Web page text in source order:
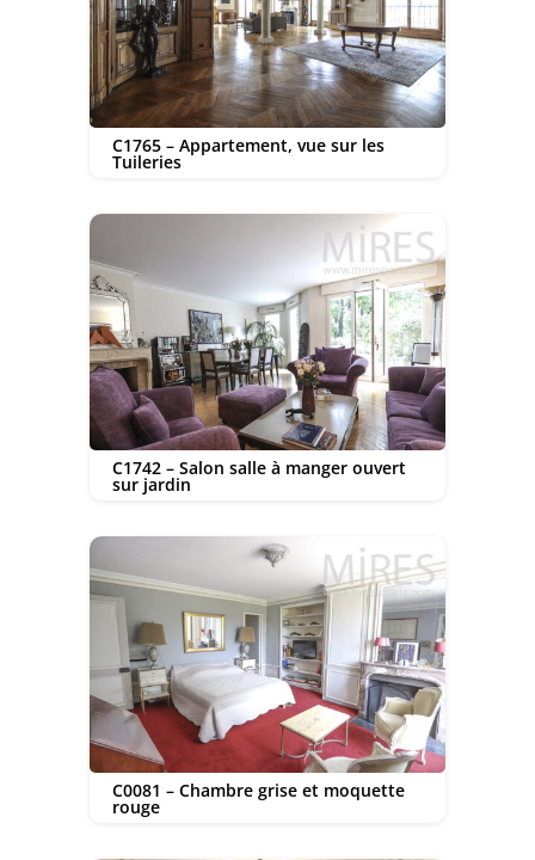
C1765 – Appartement, vue sur les
Tuileries
C1742 – Salon salle à manger ouvert
sur jardin
C0081 – Chambre grise et moquette
rouge